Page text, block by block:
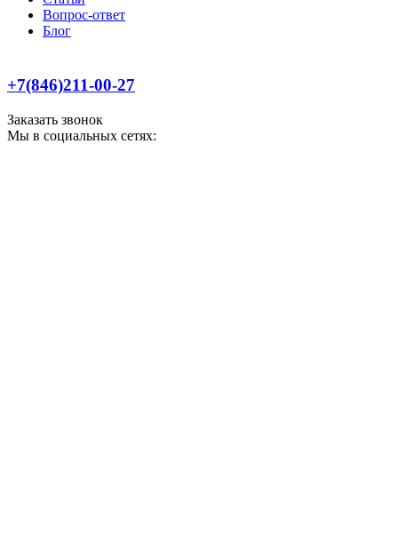
Вопрос-ответ
Блог
+7(846)211-00-27
Заказать звонок
Мы в социальных сетях: